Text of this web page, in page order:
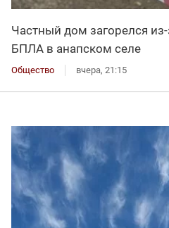
Частный дом загорелся
БПЛА в анапском селе
Общество вчера, 21:15